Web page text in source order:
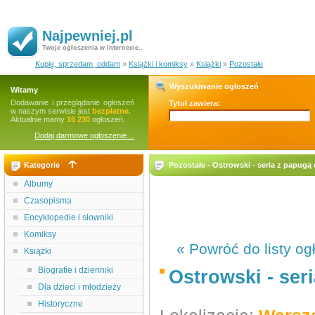
Najpewniej.pl
Twoje ogłoszenia w Internecie..
Kupię, sprzedam, oddam » Książki i komiksy » Książki » Pozostałe
Witamy
Dodawanie i przeglądanie ogłoszeń
w naszym serwisie jest bezpłatne.
Aktualnie mamy 16 230 ogłoszeń.
Dodaj darmowe ogłoszenie…
Wyszukiwanie ogłoszeń
Tytuł zawiera:
Kategorie
Albumy
Czasopisma
Encyklopedie i słowniki
Komiksy
Książki
Biografie i dzienniki
Dla dzieci i młodzieży
Historyczne
Pozostałe - Ostrowski - seria z papugą
« Powróć do listy
Ostrowski -